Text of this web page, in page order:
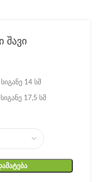
შავი
14 სმ
17,5 სმ